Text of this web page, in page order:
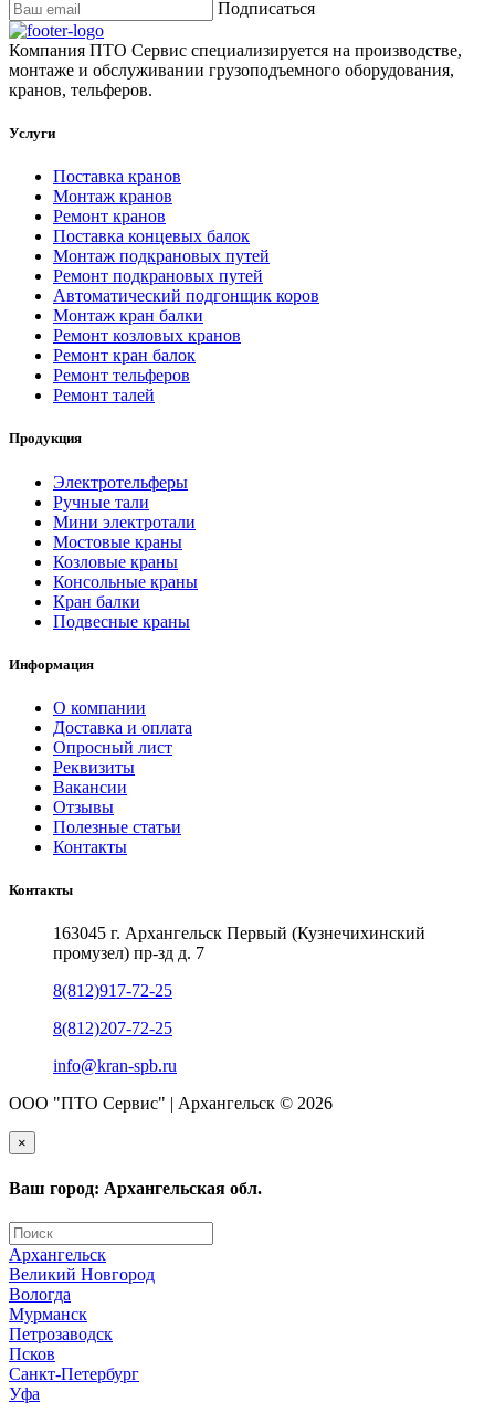
Подписаться
Компания ПТО Сервис специализируется на производстве,
монтаже и обслуживании грузоподъемного оборудования,
кранов, тельферов.
Услуги
Поставка кранов
Монтаж кранов
Ремонт кранов
Поставка концевых балок
Монтаж подкрановых путей
Ремонт подкрановых путей
Автоматический подгонщик коров
Монтаж кран балки
Ремонт козловых кранов
Ремонт кран балок
Ремонт тельферов
Ремонт талей
Продукция
Электротельферы
Ручные тали
Мини электротали
Мостовые краны
Козловые краны
Консольные краны
Кран балки
Подвесные краны
Информация
О компании
Доставка и оплата
Опросный лист
Реквизиты
Вакансии
Отзывы
Полезные статьи
Контакты
Контакты
163045 г. Архангельск Первый (Кузнечихинский
промузел) пр-зд д. 7
8(812)917-72-25
8(812)207-72-25
info@kran-spb.ru
ООО "ПТО Сервис" | Архангельск © 2026
×
Ваш город: Архангельская обл.
Архангельск
Великий Новгород
Вологда
Мурманск
Петрозаводск
Псков
Санкт-Петербург
Уфа